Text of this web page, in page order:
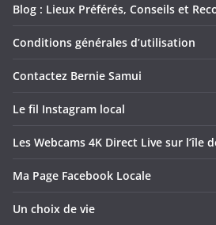
Blog : Lieux Préférés, Conseils et
Conditions générales d’utilisation
Contactez Bernie Samui
Le fil Instagram local
Les Webcams 4K Direct Live sur l’île
Ma Page Facebook Locale
Un choix de vie